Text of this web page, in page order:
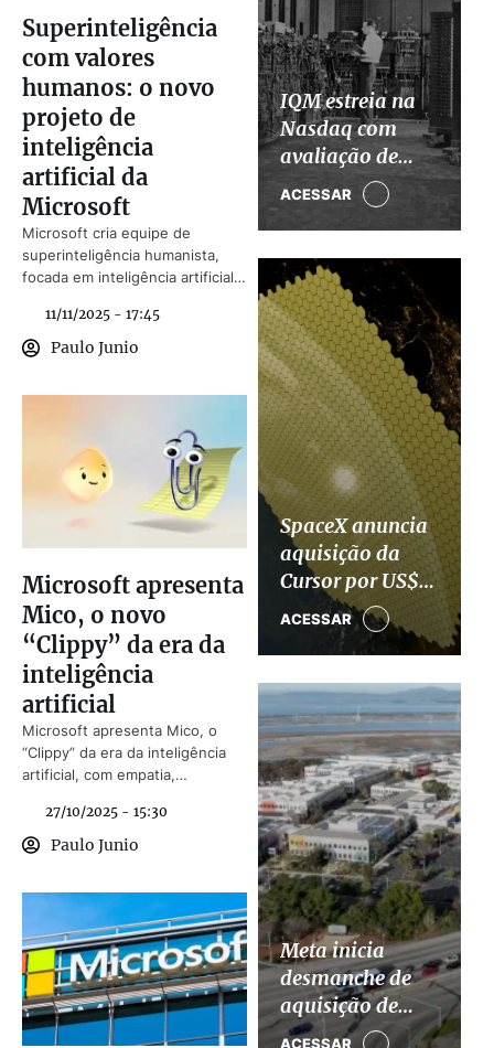
Superinteligência
com valores
humanos: o novo
projeto de
inteligência
artificial da
Microsoft
Microsoft cria equipe de
superinteligência humanista,
focada em inteligência artificial
11/11/2025 - 17:45
Paulo Junio
Microsoft apresenta
Mico, o novo
“Clippy” da era da
inteligência
artificial
Microsoft apresenta Mico, o
“Clippy” da era da inteligência
artificial, com empatia,
Copilot e o navegador Edge.
27/10/2025 - 15:30
Paulo Junio
IQM estreia na
Nasdaq com
avaliação de
US$ 1,9 bi, mas
incertezas sobre
computação
quântica
ACESSAR
SpaceX anuncia
aquisição da
Cursor por US$
60 bilhões para
impulsionar
divisão de IA
ACESSAR
Meta inicia
desmanche de
aquisição de
US$ 2 bilhões da
ACESSAR